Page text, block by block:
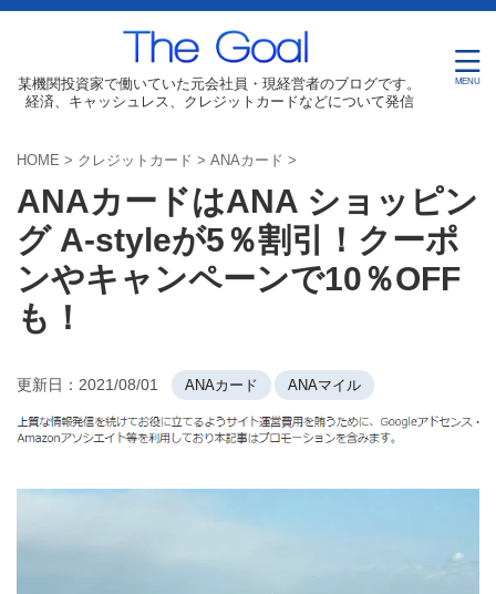
某機関投資家で働いていた元会社員・現経営者のブログです。
経済、キャッシュレス、クレジットカードなどについて発信
HOME > クレジットカード > ANAカード >
ANAカードはANA ショッピン
グ A-styleが5％割引！クーポ
ンやキャンペーンで10％OFF
も！
更新日： 2021/08/01 ANAカード ANAマイル